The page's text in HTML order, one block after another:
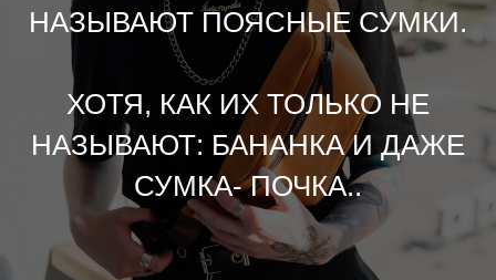
НАЗЫВАЮТ ПОЯСНЫЕ СУМКИ.
ХОТЯ, КАК ИХ ТОЛЬКО НЕ
НАЗЫВАЮТ: БАНАНКА И ДАЖЕ
СУМКА- ПОЧКА..